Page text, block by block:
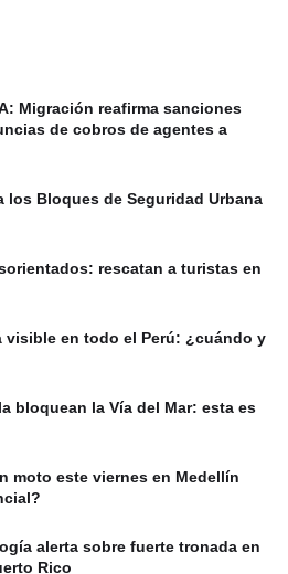
Migración reafirma sanciones
de cobros de agentes a
los Bloques de Seguridad Urbana
rescatan a turistas en
visible en todo el Perú: ¿cuándo y
bloquean la Vía del Mar: esta es
moto este viernes en Medellín
alerta sobre fuerte tronada en
Rico